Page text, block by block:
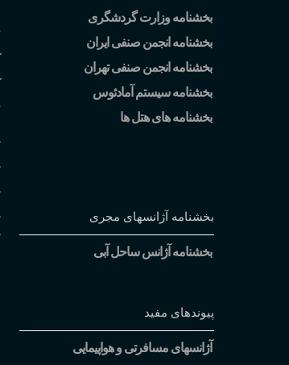
بخشنامه وزارت گردشگری
بخشنامه انجمن صنفی ایران
بخشنامه انجمن صنفی تهران
بخشنامه سیستم آمادئوس
بخشنامه های هتل ها
بخشنامه آژانسهای مجری
بخشنامه آژانس ساحل آبی
پیوندهای مفید
آژانسهای مسافرتی و هواپیمایی